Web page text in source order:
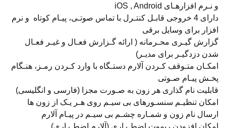
و نـرم افزارهـای iOS , Android
دارای 4 خروجی قابـل کنتـرل با تماس صوتـی، پیـام کوتاه و نرم
افزار برای وسایل برقی
گزارش گیـری محـرمانه ( ارائه گـزارش فعـال و غیـر فعـال
شدن دزدگیـر برای مدیـر)
امکـان متـوقف کـردن آلارم دستـگاه با وارد کـردن رمـز، هنـگام
پخـش پیـام صـوتی
قابلیت نام گذاری هر زون به صـورت مجزا (فارسی و انگلیسی)
امکان تنظیـم سنسـورهای بی سیـم روی هـر یـک از زون ها
ارسال نام زون و شمـاره چشـم بی سیـم در پیـام آلارم
امکان افزودن ریموت اضطـراری (آلارم اضطـراری)